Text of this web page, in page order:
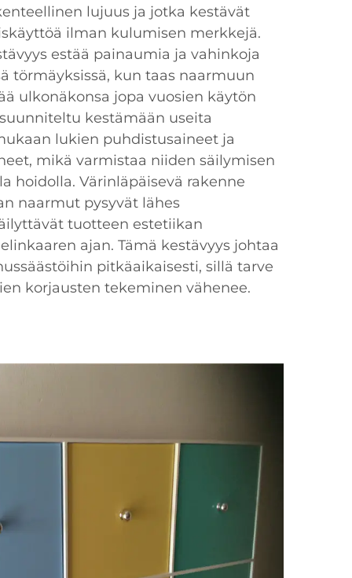
lujuus ja jotka kestävät
ilman kulumisen merkkejä.
estää painaumia ja vahinkoja
törmäyksissä, kun taas naarmuun
ulkonäkonsa jopa vuosien käytön
kestämään useita
lukien puhdistusaineet ja
mikä varmistaa niiden säilymisen
hoidolla. Värinläpäisevä rakenne
naarmut pysyvät lähes
tuotteen estetiikan
ajan. Tämä kestävyys johtaa
pitkäaikaisesti, sillä tarve
korjausten tekeminen vähenee.